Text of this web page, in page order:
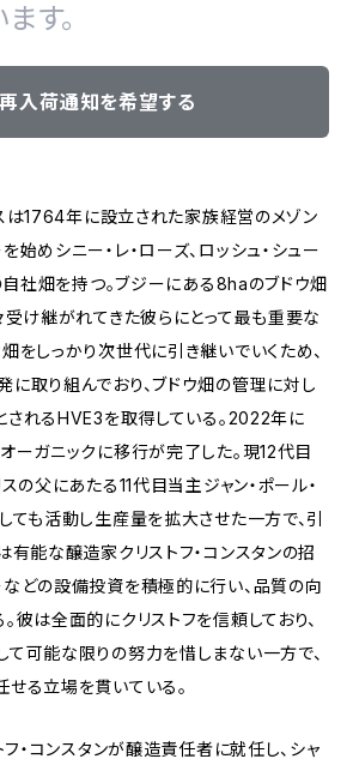
す。
再入荷通知を希望する
は1764年に設立された家族経営のメゾン
始めシニー・レ・ローズ、ロッシュ・シュー
自社畑を持つ。ブジーにある8haのブドウ畑
受け継がれてきた彼らにとって最も重要な
をしっかり次世代に引き継いでいくため、
取り組んでおり、ブドウ畑の管理に対し
されるHVE3を取得している。2022年に
ーガニックに移行が完了した。現12代目
スの父にあたる11代目当主ジャン・ポール・
ても活動し生産量を拡大させた一方で、引
有能な醸造家クリストフ・コンスタンの招
どの設備投資を積極的に行い、品質の向
彼は全面的にクリストフを信頼しており、
可能な限りの努力を惜しまない一方で、
る立場を貫いている。
・コンスタンが醸造責任者に就任し、シャ